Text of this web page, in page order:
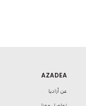
AZADEA
‏عن أزاديا